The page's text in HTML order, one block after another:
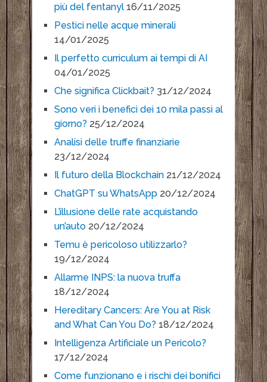
più del fentanyl 16/11/2025
Pestici nelle acque minerali
14/01/2025
Il perfetto curriculum ai tempi di AI
04/01/2025
Che significa Clickbait? 31/12/2024
Sono veri i benefici dei 10 mila passi al
giorno? 25/12/2024
Analisi delle truffe finanziarie
23/12/2024
Il futuro della Blockchain 21/12/2024
ChatGPT su WhatsApp 20/12/2024
L’illusione delle rate acquistando
un’auto 20/12/2024
Temu è pericoloso utilizzarlo?
19/12/2024
Allarme INPS: la nuova truffa
18/12/2024
Hereditary Cancers: Are You at Risk
and What Can You Do? 18/12/2024
Intelligenza Artificiale un Pericolo?
17/12/2024
Come funzionano e i rischi dei bonifici